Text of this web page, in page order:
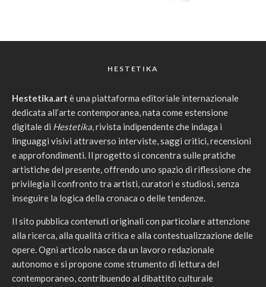
HESTETIKA
Hestetika.art è una piattaforma editoriale internazionale
dedicata all’arte contemporanea, nata come estensione
digitale di Hestetika , rivista indipendente che indaga i
linguaggi visivi attraverso interviste, saggi critici, recensioni
e approfondimenti. Il progetto si concentra sulle pratiche
artistiche del presente, offrendo uno spazio di riflessione che
privilegia il confronto tra artisti, curatori e studiosi, senza
inseguire la logica della cronaca o delle tendenze.
Il sito pubblica contenuti originali con particolare attenzione
alla ricerca, alla qualità critica e alla contestualizzazione delle
opere. Ogni articolo nasce da un lavoro redazionale
autonomo e si propone come strumento di lettura del
contemporaneo, contribuendo al dibattito culturale